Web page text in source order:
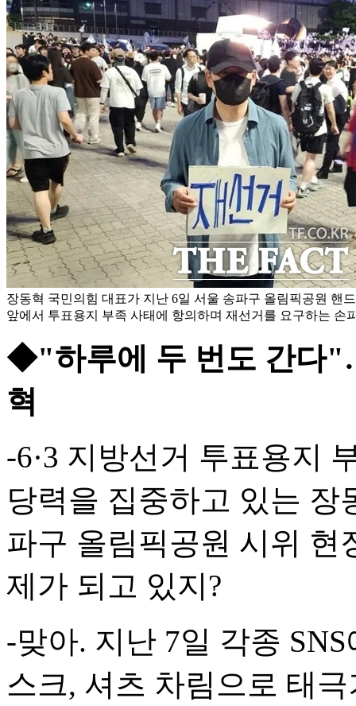
장동혁 국민의힘 대표가 지난 6일 서울 송파구 올림픽공원 핸
앞에서 투표용지 부족 사태에 항의하며 재선거를 요구하는 손
◆"하루에 두 번도 간다
혁
-6·3 지방선거 투표용지
당력을 집중하고 있는
파구 올림픽공원 시위 현
제가 되고 있지?
-맞아. 지난 7일 각종
스크, 셔츠 차림으로 태